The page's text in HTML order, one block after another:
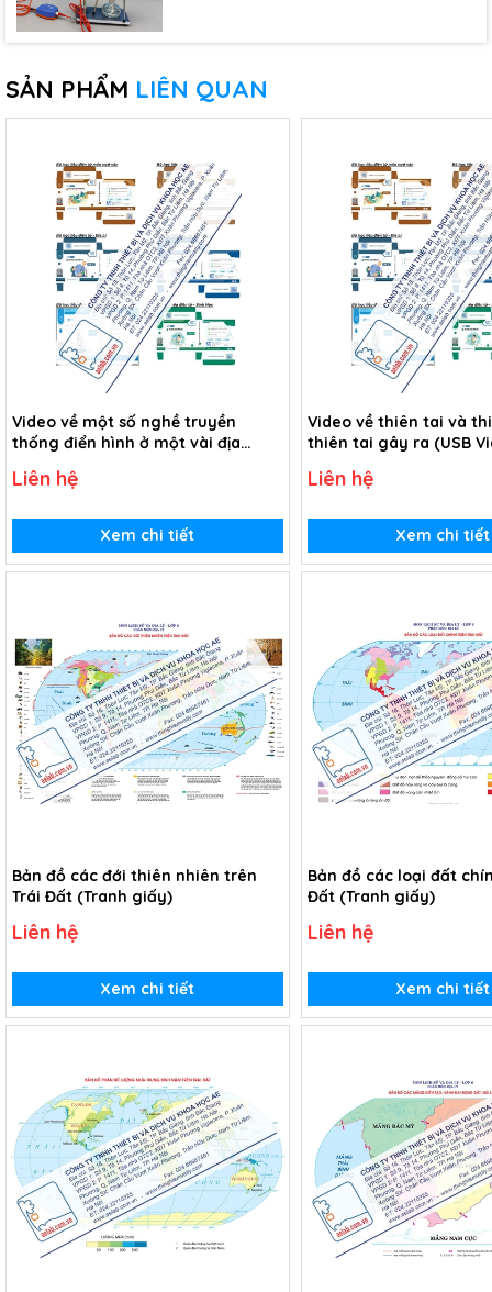
SẢN PHẨM LIÊN QUAN
Video về một số nghề truyền
thống điển hình ở một vài địa
Liên hệ
Xem chi tiết
Video về thiên tai và
thiên tai gây ra (USB
Liên hệ
Xem chi tiết
Bản đồ các đới thiên nhiên trên
Trái Đất (Tranh giấy)
Liên hệ
Xem chi tiết
Bản đồ các loại đất
Đất (Tranh giấy)
Liên hệ
Xem chi tiết